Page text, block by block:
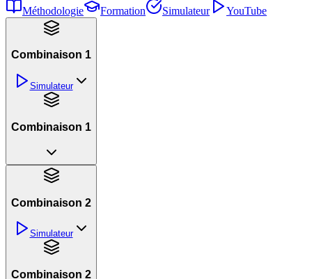
Méthodologie Formation Simulateur YouTube
Combinaison 1
Simulateur
Combinaison 1
Combinaison 2
Simulateur
Combinaison 2